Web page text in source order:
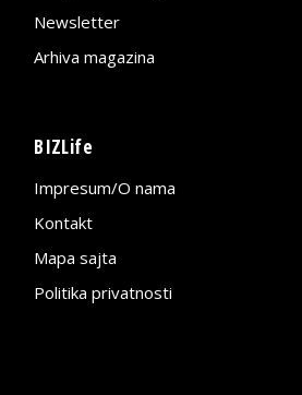
Newsletter
Arhiva magazina
BIZLife
Impresum/O nama
Kontakt
Mapa sajta
Politika privatnosti